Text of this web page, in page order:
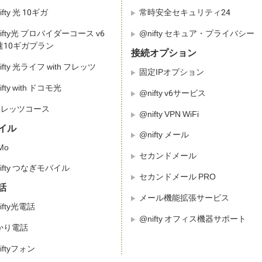
光 10ギガ
光 プロバイダーコース v6
10ギガプラン
光ライフ with フレッツ
with ドコモ光
ッツコース
ル
つなぎモバイル
光電話
り電話
フォン
常時安全セキュリティ24
@nifty セキュア・プライバシー
接続オプション
固定IPオプション
@nifty v6サービス
@nifty VPN WiFi
@nifty メール
セカンドメール
セカンドメール PRO
メール機能拡張サービス
@nifty オフィス機器サポート